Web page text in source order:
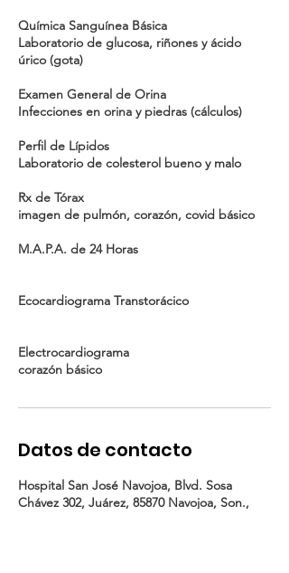
Química Sanguínea Básica
Laboratorio de glucosa, riñones y ácido
úrico (gota)
Examen General de Orina
Infecciones en orina y piedras (cálculos)
Perfil de Lípidos
Laboratorio de colesterol bueno y malo
Rx de Tórax
imagen de pulmón, corazón, covid básico
M.A.P.A. de 24 Horas
Ecocardiograma Transtorácico
Electrocardiograma
Datos de contacto
Hospital San José Navojoa, Blvd. Sosa
Chávez 302, Juárez, 85870 Navojoa, Son.,